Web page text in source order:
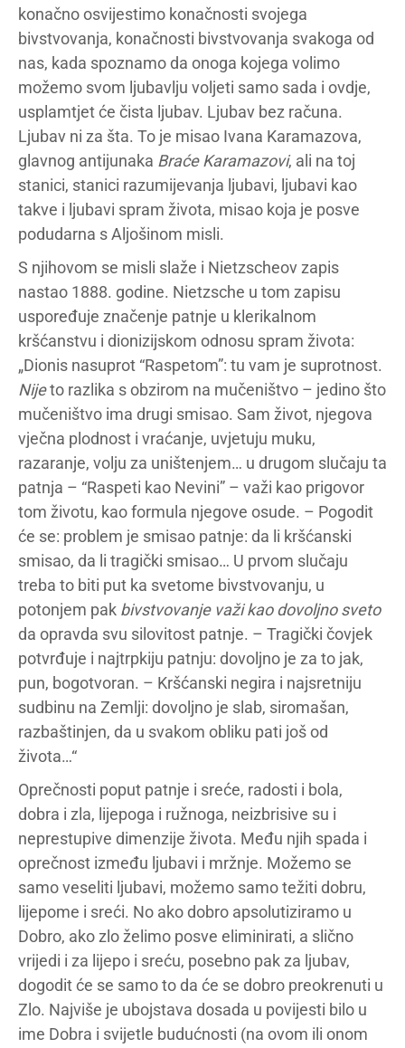
konačno osvijestimo konačnosti svojega
bivstvovanja, konačnosti bivstvovanja svakoga od
nas, kada spoznamo da onoga kojega volimo
možemo svom ljubavlju voljeti samo sada i ovdje,
usplamtjet će čista ljubav. Ljubav bez računa.
Ljubav ni za šta. To je misao Ivana Karamazova,
glavnog antijunaka Braće Karamazovi, ali na toj
stanici, stanici razumijevanja ljubavi, ljubavi kao
takve i ljubavi spram života, misao koja je posve
podudarna s Aljošinom misli.
S njihovom se misli slaže i Nietzscheov zapis
nastao 1888. godine. Nietzsche u tom zapisu
uspoređuje značenje patnje u klerikalnom
kršćanstvu i dionizijskom odnosu spram života:
„Dionis nasuprot “Raspetom”: tu vam je suprotnost.
Nijeto razlika s obzirom na mučeništvo – jedino što
mučeništvo ima drugi smisao. Sam život, njegova
vječna plodnost i vraćanje, uvjetuju muku,
razaranje, volju za uništenjem… u drugom slučaju ta
patnja – “Raspeti kao Nevini” – važi kao prigovor
tom životu, kao formula njegove osude. – Pogodit
će se: problem je smisao patnje: da li kršćanski
smisao, da li tragički smisao… U prvom slučaju
treba to biti put ka svetome bivstvovanju, u
potonjem pak bivstvovanje važi kao dovoljno sveto
da opravda svu silovitost patnje. – Tragički čovjek
potvrđuje i najtrpkiju patnju: dovoljno je za to jak,
pun, bogotvoran. – Kršćanski negira i najsretniju
sudbinu na Zemlji: dovoljno je slab, siromašan,
razbaštinjen, da u svakom obliku pati još od
života…“
Oprečnosti poput patnje i sreće, radosti i bola,
dobra i zla, lijepoga i ružnoga, neizbrisive su i
neprestupive dimenzije života. Među njih spada i
oprečnost između ljubavi i mržnje. Možemo se
samo veseliti ljubavi, možemo samo težiti dobru,
lijepome i sreći. No ako dobro apsolutiziramo u
Dobro, ako zlo želimo posve eliminirati, a slično
vrijedi i za lijepo i sreću, posebno pak za ljubav,
dogodit će se samo to da će se dobro preokrenuti u
Zlo. Najviše je ubojstava dosada u povijesti bilo u
ime Dobra i svijetle budućnosti (na ovom ili onom